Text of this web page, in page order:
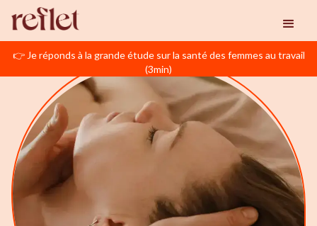
👉 Je réponds à la grande étude sur la santé des femmes au travail
(3min)